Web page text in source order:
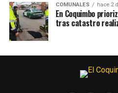
COMUNALES hace 2
En Coquimbo
tras catastro